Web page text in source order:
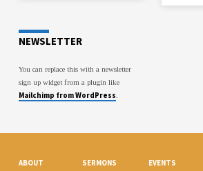
NEWSLETTER
You can replace this with a newsletter
sign up widget from a plugin like
Mailchimp from WordPress.
ABOUT SERMONS EVENTS